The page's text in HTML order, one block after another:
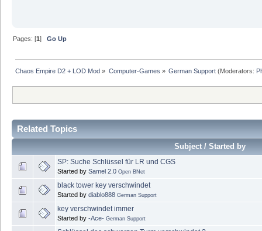
Pages: [1]Go Up
Chaos Empire D2 + LOD Mod » Computer-Games » German Support(Moderators:
Related Topics
Subject / Started by
SP: Suche Schlüssel für LR und CGS
Started by Samel 2.0 Open BNet
black tower key verschwindet
Started by diablo888 German Support
key verschwindet immer
Started by -Ace- German Support